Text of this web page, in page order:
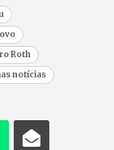
Roth
notícias